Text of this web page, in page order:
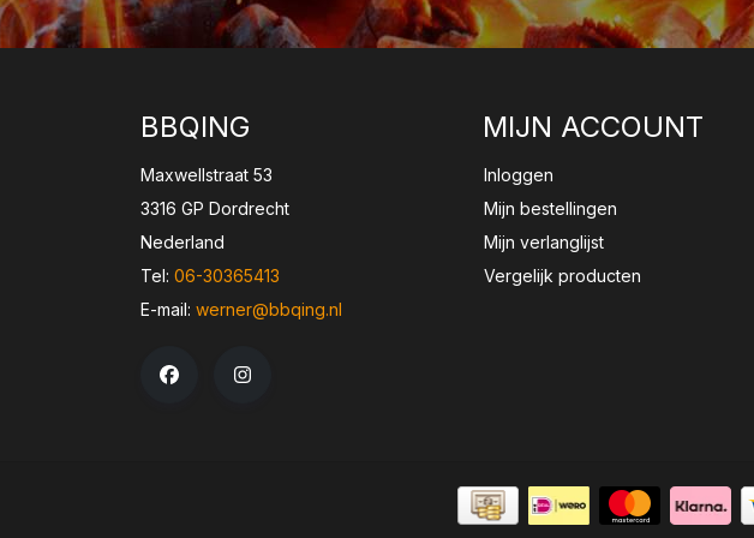
BBQING
Maxwellstraat 53
3316 GP Dordrecht
Nederland
Tel: 06-30365413
E-mail: werner@bbqing.nl
MIJN ACCOUNT
Inloggen
Mijn bestellingen
Mijn verlanglijst
Vergelijk producten